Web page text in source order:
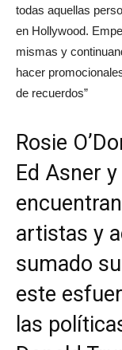
todas aquellas
en Hollywood.
mismas y
hacer
de recuerdos”
Rosie
Ed Asner
artistas y
sumado
este
las